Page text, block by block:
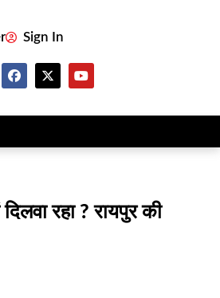
Sign In
रहा ? रायपुर की